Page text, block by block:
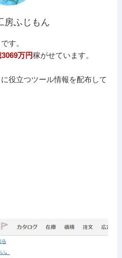
房ふじもん
す。
万円稼がせています。
役立つツール情報を配布して